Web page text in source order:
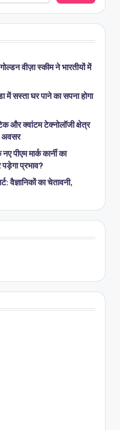
वीज़ा स्कीम ने भारतीयों में
घर पाने का सपना होगा
और क्वांटम टेक्नोलॉजी क्षेत्र
अवसर
पीएम मार्क कार्नी का
पड़ेगा प्रभाव?
वैज्ञानिकों का चेतावनी,